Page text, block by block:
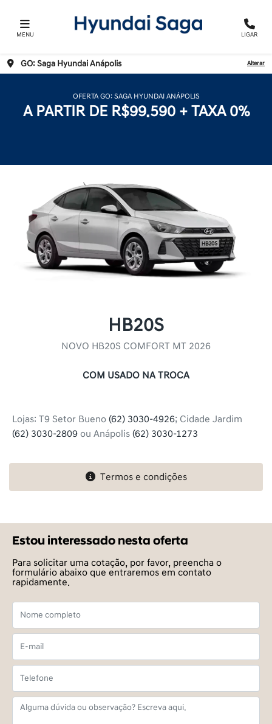
MENU LIGAR
GO: Saga Hyundai Anápolis Alterar
OFERTA GO: SAGA HYUNDAI ANÁPOLIS
A PARTIR DE R$99.590 + TAXA 0%
HB20S
NOVO HB20S COMFORT MT 2026
COM USADO NA TROCA
Lojas: T9 Setor Bueno (62) 3030-4926; Cidade Jardim
(62) 3030-2809 ou Anápolis (62) 3030-1273
Termos e condições
Estou interessado nesta oferta
Para solicitar uma cotação, por favor, preencha o
formulário abaixo que entraremos em contato
rapidamente.